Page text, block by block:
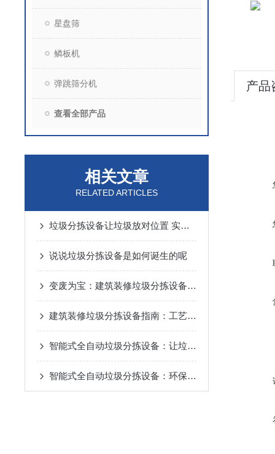
星盘筛
鳞板机
弹跳筛分机
查看全部产品
相关文章
RELATED ARTICLES
垃圾分拣设备让垃圾放对位置 实现资源循环利用
说说垃圾分拣设备是如何诞生的呢
变废为宝：建筑装修垃圾分拣设备工作流程详解
建筑装修垃圾分拣设备指南：工艺逻辑、设备选型与避坑要点
智能式全自动垃圾分拣设备：让垃圾分类更高效、更精准
智能式全自动垃圾分拣设备：环保新设备
产品